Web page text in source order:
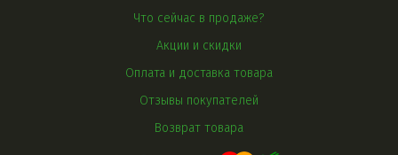
Что сейчас в продаже?
Акции и скидки
Оплата и доставка товара
Отзывы покупателей
Возврат товара